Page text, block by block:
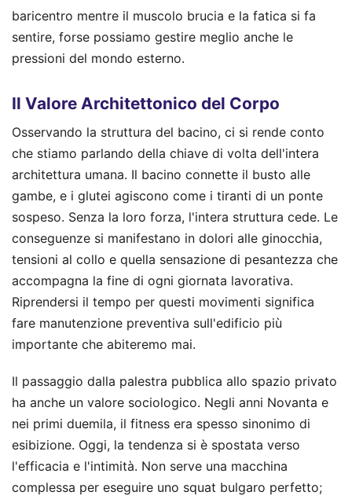
baricentro mentre il muscolo brucia e la fatica si fa
sentire, forse possiamo gestire meglio anche le
pressioni del mondo esterno.
Il Valore Architettonico del Corpo
Osservando la struttura del bacino, ci si rende conto
che stiamo parlando della chiave di volta dell'intera
architettura umana. Il bacino connette il busto alle
gambe, e i glutei agiscono come i tiranti di un ponte
sospeso. Senza la loro forza, l'intera struttura cede. Le
conseguenze si manifestano in dolori alle ginocchia,
tensioni al collo e quella sensazione di pesantezza che
accompagna la fine di ogni giornata lavorativa.
Riprendersi il tempo per questi movimenti significa
fare manutenzione preventiva sull'edificio più
importante che abiteremo mai.
Il passaggio dalla palestra pubblica allo spazio privato
ha anche un valore sociologico. Negli anni Novanta e
nei primi duemila, il fitness era spesso sinonimo di
esibizione. Oggi, la tendenza si è spostata verso
l'efficacia e l'intimità. Non serve una macchina
complessa per eseguire uno squat bulgaro perfetto;